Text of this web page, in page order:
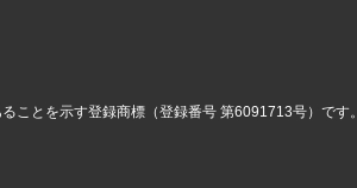
ことを示す登録商標（登録番号 第6091713号）です。